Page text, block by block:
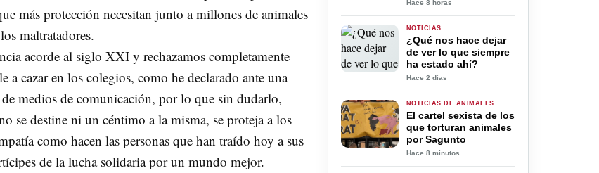
más protección necesitan junto a millones de animales
maltratadores.
acorde al siglo XXI y rechazamos completamente
a cazar en los colegios, como he declarado ante una
medios de comunicación, por lo que sin dudarlo,
se destine ni un céntimo a la misma, se proteja a los
como hacen las personas que han traído hoy a sus
de la lucha solidaria por un mundo mejor.
Hace 8 horas
NOTICIAS
¿Qué nos hace dejar
de ver lo que siempre
ha estado ahí?
Hace 2 días
NOTICIAS DE ANIMALES
El cartel sexista de los
que torturan animales
por Sagunto
Hace 8 minutos